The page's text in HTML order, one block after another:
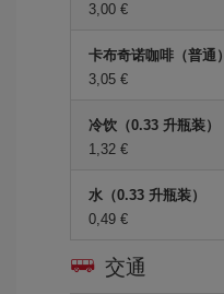
3,00 €
卡布奇诺咖啡（普通）
3,05 €
冷饮（0.33 升瓶装）
1,32 €
水（0.33 升瓶装）
0,49 €
交通